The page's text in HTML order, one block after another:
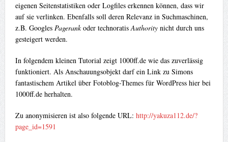
eigenen Seitenstatistiken oder Logfiles erkennen können, dass wir
auf sie verlinken. Ebenfalls soll deren Relevanz in Suchmaschinen,
z.B. Googles Pagerankoder technoratisAuthoritynicht durch uns
gesteigert werden.
In folgendem kleinen Tutorial zeigt 1000ff.de wie das zuverlässig
funktioniert. Als Anschauungsobjekt darf ein Link zu Simons
fantastischem Artikel über Fotoblog-Themes für WordPress hier bei
1000ff.de herhalten.
Zu anonymisieren ist also folgende URL: http://yakuza112.de/?
page_id=1591